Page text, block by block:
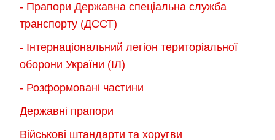
- Прапори Державна спеціальна служба
транспорту (ДССТ)
- Інтернаціональний легіон територіальної
оборони України (ІЛ)
- Розформовані частини
Державні прапори
Військові штандарти та хоругви